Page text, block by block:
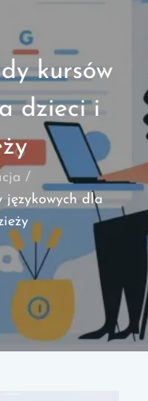
kursów
dzieci i
dla